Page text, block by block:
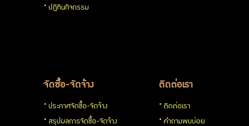
ปฏิทินกิจกรรม
จัดซื้อ-จัดจ้าง
ประกาศจัดซื้อ-จัดจ้าง
สรุปผลการจัดซื้อ-จัดจ้าง
ติดต่อเรา
ติดต่อเรา
คำถามพบบ่อย